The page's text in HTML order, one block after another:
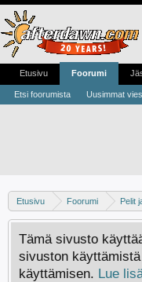
Etusivu Foorumi Pelit
Xbox 360
Tämä sivusto
sivuston
käyttämisen. Lue
Etusivu Foorumi
Etsi foorumista Uusimmat